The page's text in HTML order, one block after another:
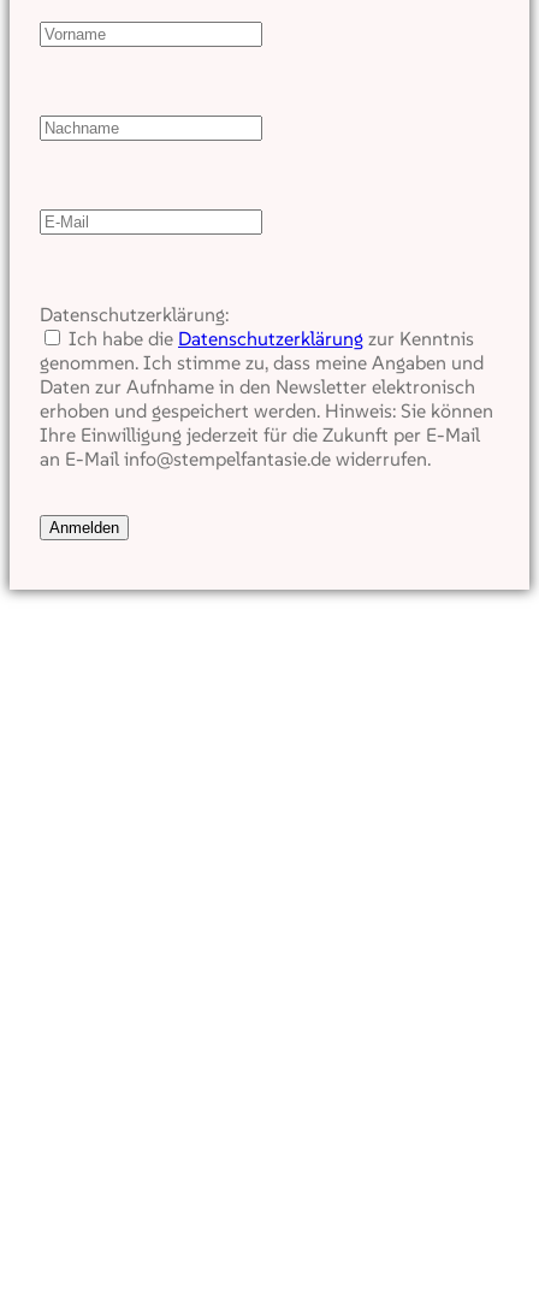
Datenschutzerklärung:
Ich habe die Datenschutzerklärung zur Kenntnis
genommen. Ich stimme zu, dass meine Angaben und
Daten zur Aufnhame in den Newsletter elektronisch
erhoben und gespeichert werden. Hinweis: Sie können
Ihre Einwilligung jederzeit für die Zukunft per E-Mail
an E-Mail info@stempelfantasie.de widerrufen.